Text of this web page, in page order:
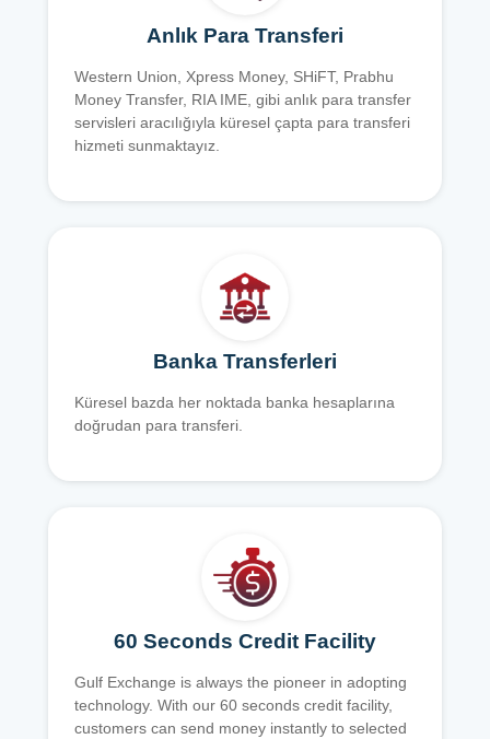
Anlık Para Transferi
Western Union, Xpress Money, SHiFT, Prabhu
Money Transfer, RIA IME, gibi anlık para transfer
servisleri aracılığıyla küresel çapta para transferi
hizmeti sunmaktayız.
Banka Transferleri
Küresel bazda her noktada banka hesaplarına
doğrudan para transferi.
60 Seconds Credit Facility
Gulf Exchange is always the pioneer in adopting
technology. With our 60 seconds credit facility,
customers can send money instantly to selected